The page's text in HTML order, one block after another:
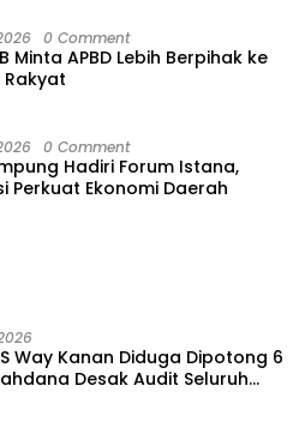
0 Comment
Minta APBD Lebih Berpihak ke
0 Comment
Hadiri Forum Istana,
Perkuat Ekonomi Daerah
Way Kanan Diduga Dipotong 6
Desak Audit Seluruh